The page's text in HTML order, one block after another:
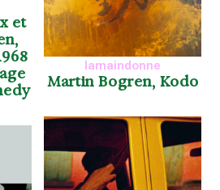
lamaindonne
Martin Bogren, Kodo
et